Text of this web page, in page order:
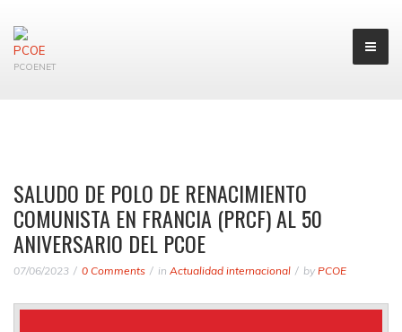
PCOENET
SALUDO DE POLO DE RENACIMIENTO
COMUNISTA EN FRANCIA (PRCF) AL 50
ANIVERSARIO DEL PCOE
07/06/2023 0 Comments in Actualidad internacional by PCOE